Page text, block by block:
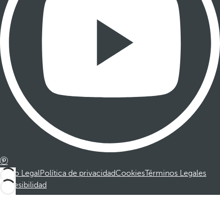
Aviso LegalPolítica de privacidadCookiesTérminos Legales
Accesibilidad